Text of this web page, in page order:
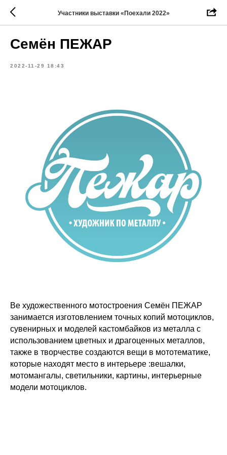
Участники выставки «Поехали 2022»
Семён ПЕЖАР
2022-11-29 18:43
Ве художественного мотостроения Семён ПЕЖАР
занимается изготовлением точных копий мотоциклов,
сувенирных и моделей кастомбайков из металла с
использованием цветных и драгоценных металлов,
также в творчестве создаются вещи в мототематике,
которые находят место в интерьере :вешалки,
мотомангалы, светильники, картины, интерьерные
модели мотоциклов.